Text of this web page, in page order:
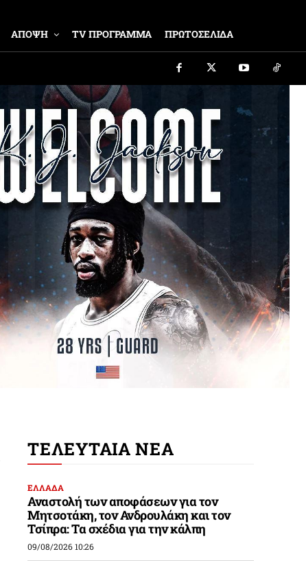
ΑΠΟΨΗ TV ΠΡΟΓΡΑΜΜΑ ΠΡΩΤΟΣΕΛΙΔΑ
ΤΕΛΕΥΤΑΙΑ ΝΕΑ
ΕΛΛΑΔΑ
Αναστολή των αποφάσεων για τον
Μητσοτάκη, τον Ανδρουλάκη και τον
Τσίπρα: Τα σχέδια για την κάλπη
09/08/2026 10:26